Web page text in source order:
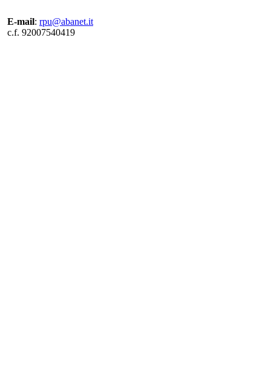
E-mail: rpu@abanet.it
c.f. 92007540419